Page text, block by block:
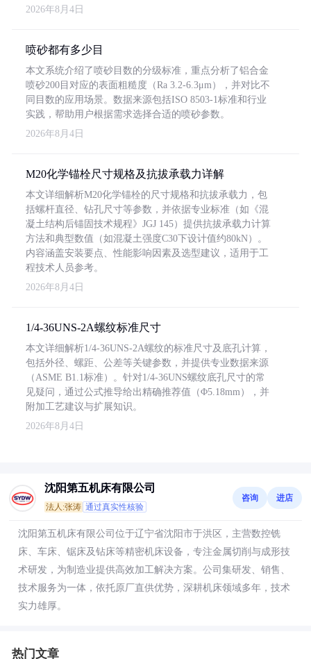
2026年8月4日
喷砂都有多少目
本文系统介绍了喷砂目数的分级标准，重点分析了铝合金
喷砂200目对应的表面粗糙度（Ra 3.2-6.3μm），并对比不
同目数的应用场景。数据来源包括ISO 8503-1标准和行业
实践，帮助用户根据需求选择合适的喷砂参数。
2026年8月4日
M20化学锚栓尺寸规格及抗拔承载力详解
本文详细解析M20化学锚栓的尺寸规格和抗拔承载力，包
括螺杆直径、钻孔尺寸等参数，并依据专业标准（如《混
凝土结构后锚固技术规程》JGJ 145）提供抗拔承载力计算
方法和典型数值（如混凝土强度C30下设计值约80kN）。
内容涵盖安装要点、性能影响因素及选型建议，适用于工
程技术人员参考。
2026年8月4日
1/4-36UNS-2A螺纹标准尺寸
本文详细解析1/4-36UNS-2A螺纹的标准尺寸及底孔计算，
包括外径、螺距、公差等关键参数，并提供专业数据来源
（ASME B1.1标准）。针对1/4-36UNS螺纹底孔尺寸的常
见疑问，通过公式推导给出精确推荐值（Φ5.18mm），并
附加工艺建议与扩展知识。
2026年8月4日
沈阳第五机床有限公司
法人:张涛 通过真实性核验
咨询 进店
沈阳第五机床有限公司位于辽宁省沈阳市于洪区，主营数控铣
床、车床、锯床及钻床等精密机床设备，专注金属切削与成形技
术研发，为制造业提供高效加工解决方案。公司集研发、销售、
技术服务为一体，依托原厂直供优势，深耕机床领域多年，技术
实力雄厚。
热门文章